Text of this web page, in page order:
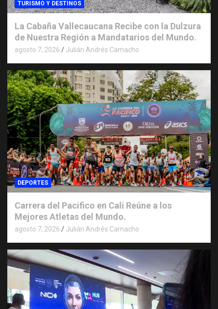
TURISMO Y DESTINOS
La Cabaña Vallecaucana Recibe con la Dulzura
de Nuestra Región a Mandatarios del Mundo.
agosto 7, 2026 Julián Andrés Camacho
DEPORTES
Carrera del Pacifico en Cali Reúne a los
Mejores Atletas del Mundo.
agosto 7, 2026 Julián Andrés Camacho